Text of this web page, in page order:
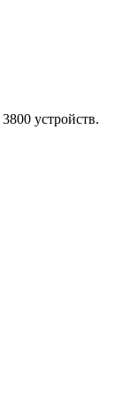
3800 устройств.